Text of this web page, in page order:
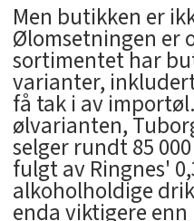
Men butikken er
Ølomsetningen er
sortimentet har
varianter,
få tak i av
ølvarianten,
selger rundt 85
fulgt av Ringnes'
alkoholholdige
enda viktigere